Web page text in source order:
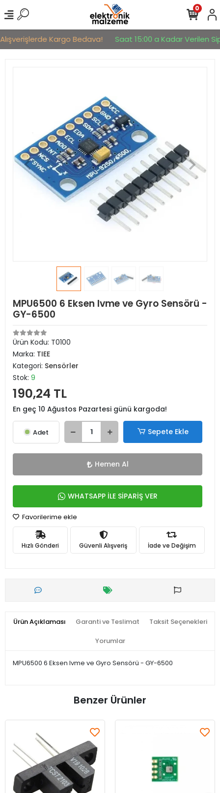
Kargo Bedava! Saat 15:00 a Kadar Verilen
0
MPU6500 6 Eksen Ivme ve Gyro Sensörü -
GY-6500
Ürün Kodu: T0100
Marka: TIEE
Kategori: Sensörler
Stok: 9
190,24 TL
En geç 10 Ağustos Pazartesi günü kargoda!
Adet Sepete Ekle
Hemen Al
WHATSAPP İLE SİPARİŞ VER
Favorilerime ekle
Hızlı Gönderi Güvenli Alışveriş İade ve Değişim
Ürün Açıklaması Garanti ve Teslimat Taksit Seçenekleri
Yorumlar
MPU6500 6 Eksen Ivme ve Gyro Sensörü - GY-6500
Benzer Ürünler